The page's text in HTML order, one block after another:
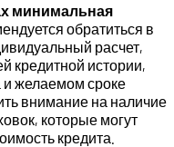
минимальная
обратиться в
расчет,
кредитной истории,
и желаемом сроке
внимание на наличие
которые могут
кредита.